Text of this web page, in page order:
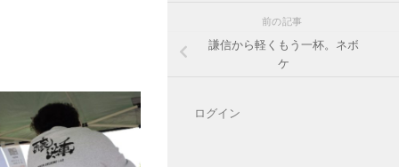
前の記事
謙信から軽くもう一杯。ネボ
ケ
ログイン